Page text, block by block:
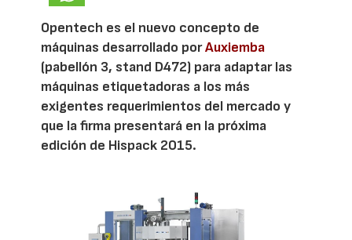
Opentech es el nuevo concepto de
máquinas desarrollado porAuxiemba
(pabellón 3, stand D472) para adaptar las
máquinas etiquetadoras a los más
exigentes requerimientos del mercado y
que la firma presentará en la próxima
edición de Hispack 2015.